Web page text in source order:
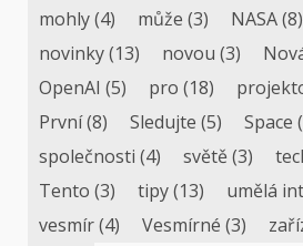
mohly(4) může (3) NASA(8)
novinky(13) novou (3)
OpenAI (5) pro (18)
První(8) Sledujte (5) Space
společnosti (4) světě(3)
Tento (3) tipy(13) umělá
vesmír(4) Vesmírné (3)